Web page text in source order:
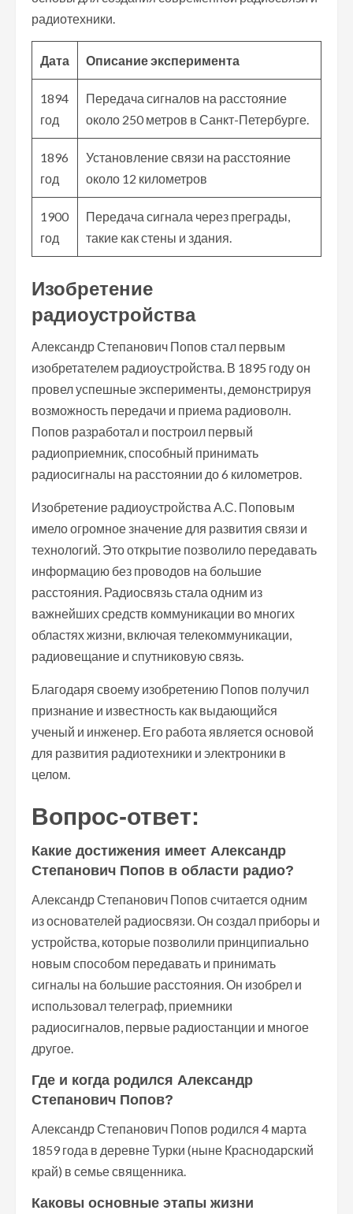
радиотехники.
Дата Описание эксперимента
1894
год
Передача сигналов на расстояние
около 250 метров в Санкт-Петербурге.
1896
год
Установление связи на расстояние
около 12 километров
1900
год
Передача сигнала через преграды,
такие как стены и здания.
Изобретение
радиоустройства
Александр Степанович Попов стал первым
изобретателем радиоустройства. В 1895 году он
провел успешные эксперименты, демонстрируя
возможность передачи и приема радиоволн.
Попов разработал и построил первый
радиоприемник, способный принимать
радиосигналы на расстоянии до 6 километров.
Изобретение радиоустройства А.С. Поповым
имело огромное значение для развития связи и
технологий. Это открытие позволило передавать
информацию без проводов на большие
расстояния. Радиосвязь стала одним из
важнейших средств коммуникации во многих
областях жизни, включая телекоммуникации,
радиовещание и спутниковую связь.
Благодаря своему изобретению Попов получил
признание и известность как выдающийся
ученый и инженер. Его работа является основой
для развития радиотехники и электроники в
целом.
Вопрос-ответ:
Какие достижения имеет Александр
Степанович Попов в области радио?
Александр Степанович Попов считается одним
из основателей радиосвязи. Он создал приборы и
устройства, которые позволили принципиально
новым способом передавать и принимать
сигналы на большие расстояния. Он изобрел и
использовал телеграф, приемники
радиосигналов, первые радиостанции и многое
другое.
Где и когда родился Александр
Степанович Попов?
Александр Степанович Попов родился 4 марта
1859 года в деревне Турки (ныне Краснодарский
край) в семье священника.
Каковы основные этапы жизни